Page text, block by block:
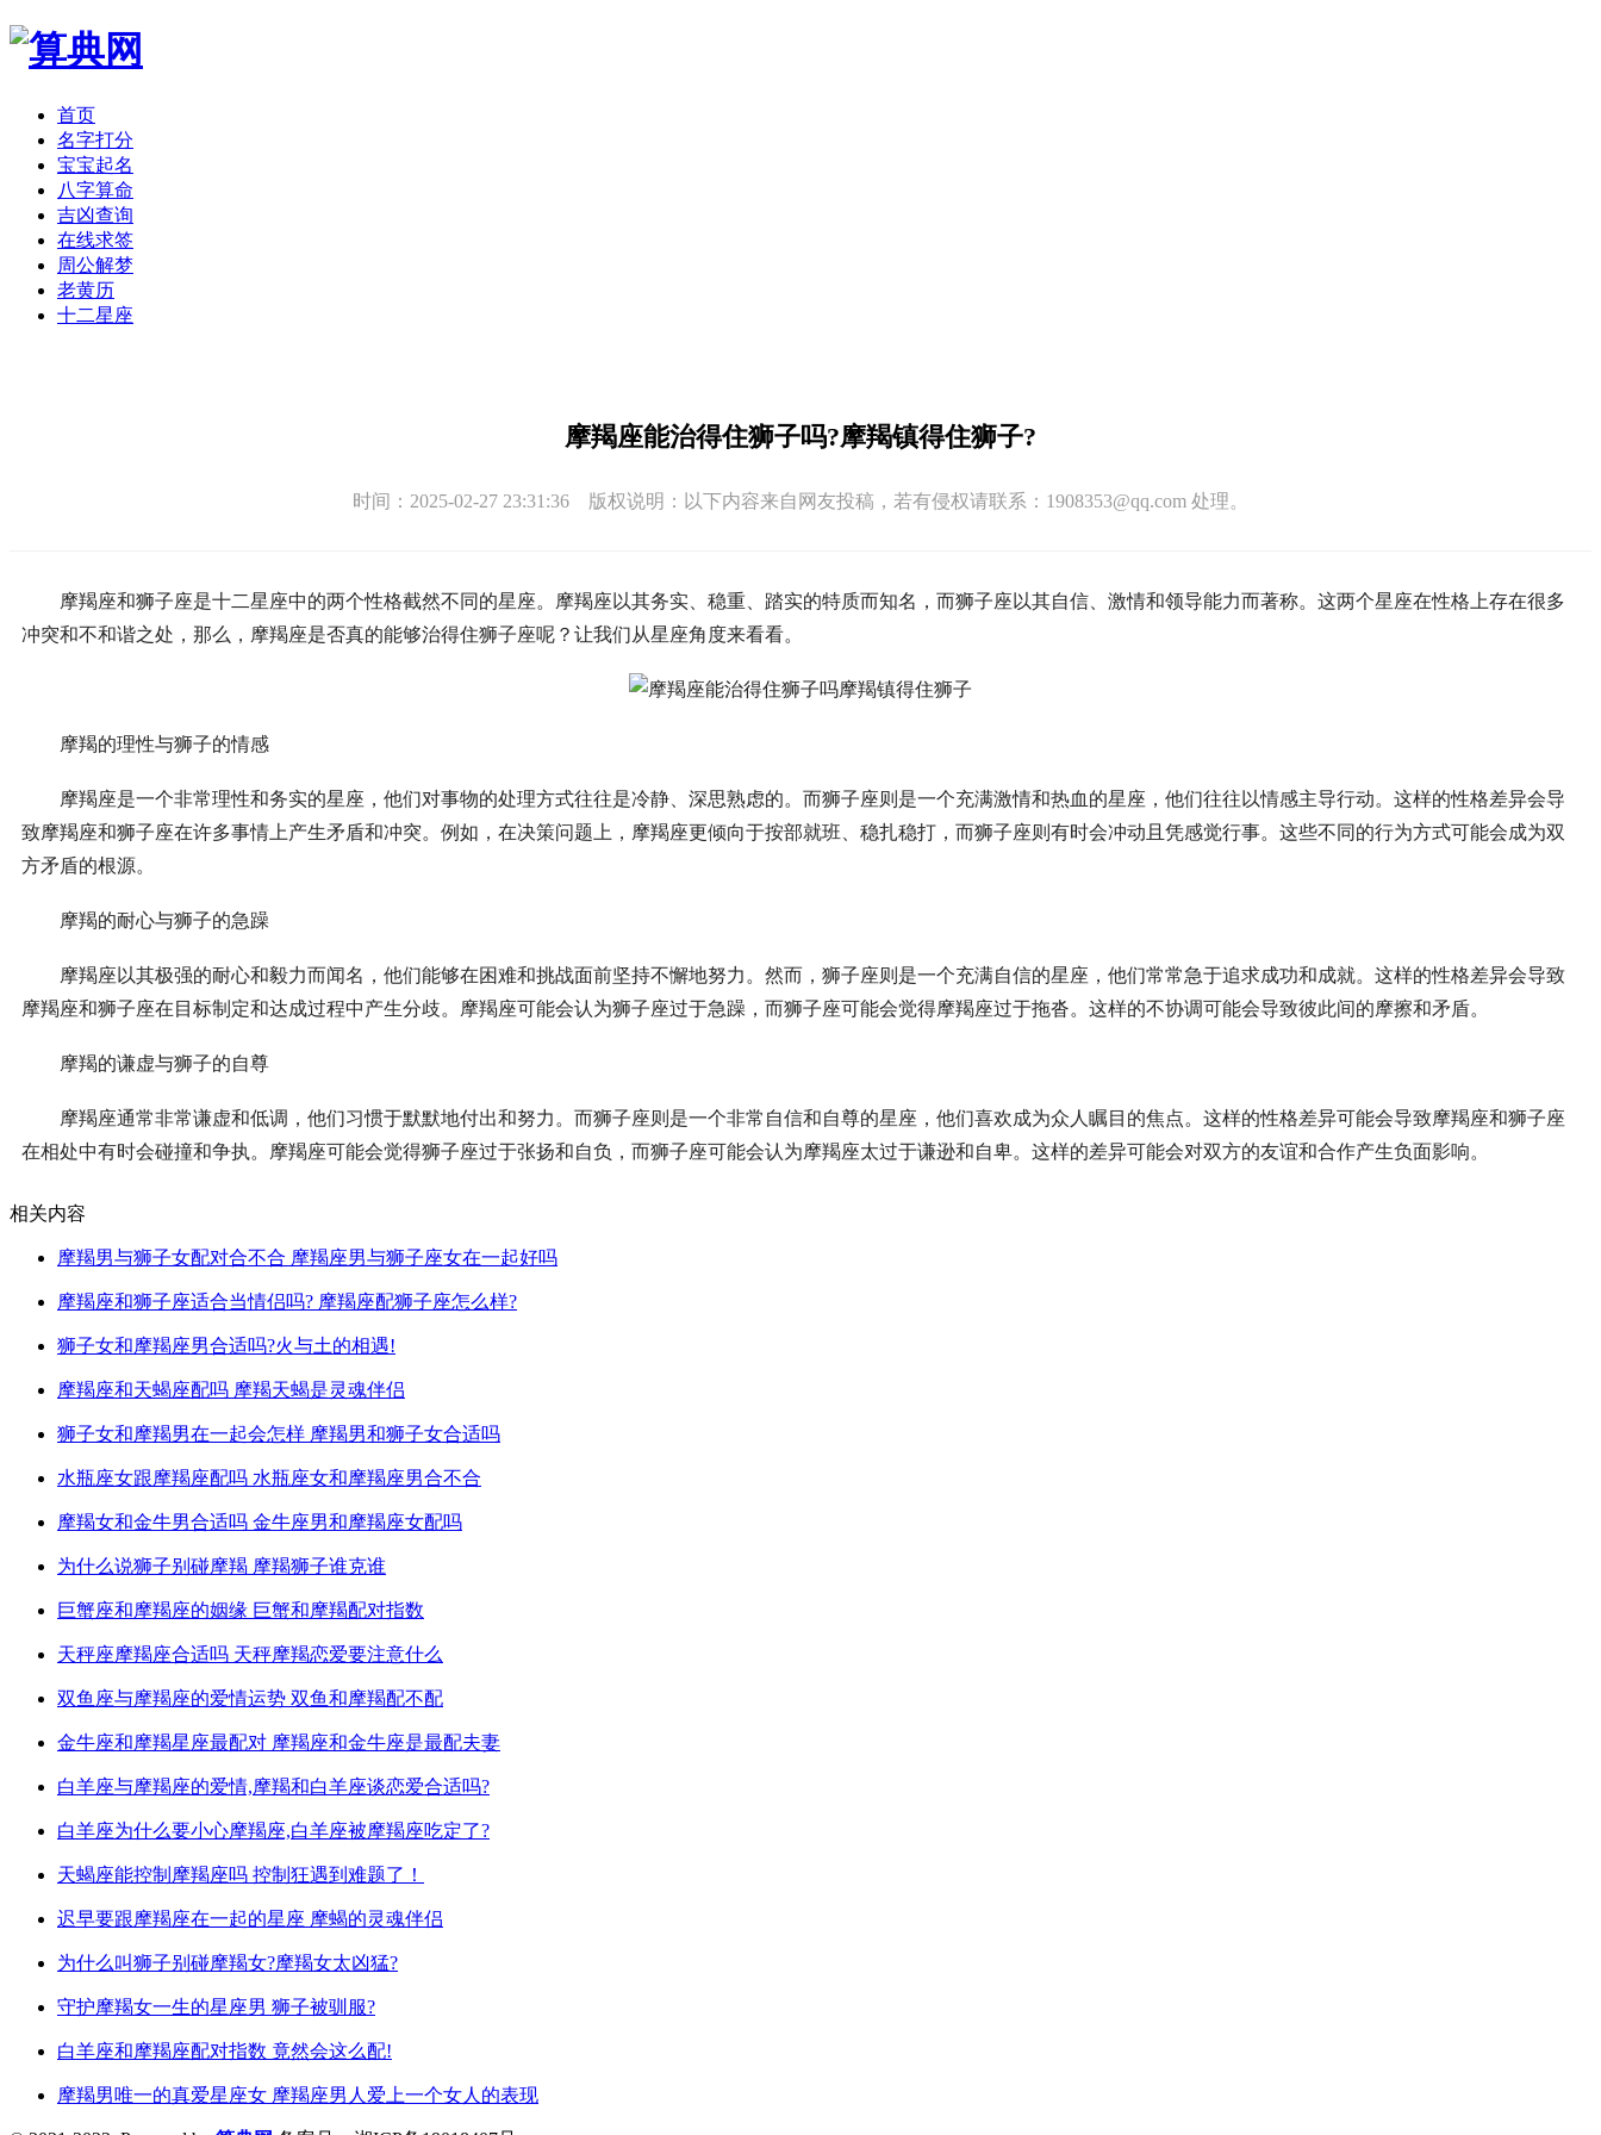
首页
名字打分
宝宝起名
八字算命
吉凶查询
在线求签
周公解梦
老黄历
十二星座
摩羯座能治得住狮子吗?摩羯镇得住狮子?
时间：2025-02-27 23:31:36 版权说明：以下内容来自网友投稿，若有侵权请联系：1908353@qq.com 处理。
摩羯座和狮子座是十二星座中的两个性格截然不同的星座。摩羯座以其务实、稳重、踏实的特质而知名，而狮子座以其自信、激情和领导能力而著称。这两个星座在性格上存在很多
冲突和不和谐之处，那么，摩羯座是否真的能够治得住狮子座呢？让我们从星座角度来看看。
摩羯的理性与狮子的情感
摩羯座是一个非常理性和务实的星座，他们对事物的处理方式往往是冷静、深思熟虑的。而狮子座则是一个充满激情和热血的星座，他们往往以情感主导行动。这样的性格差异会导
致摩羯座和狮子座在许多事情上产生矛盾和冲突。例如，在决策问题上，摩羯座更倾向于按部就班、稳扎稳打，而狮子座则有时会冲动且凭感觉行事。这些不同的行为方式可能会成为双
方矛盾的根源。
摩羯的耐心与狮子的急躁
摩羯座以其极强的耐心和毅力而闻名，他们能够在困难和挑战面前坚持不懈地努力。然而，狮子座则是一个充满自信的星座，他们常常急于追求成功和成就。这样的性格差异会导致
摩羯座和狮子座在目标制定和达成过程中产生分歧。摩羯座可能会认为狮子座过于急躁，而狮子座可能会觉得摩羯座过于拖沓。这样的不协调可能会导致彼此间的摩擦和矛盾。
摩羯的谦虚与狮子的自尊
摩羯座通常非常谦虚和低调，他们习惯于默默地付出和努力。而狮子座则是一个非常自信和自尊的星座，他们喜欢成为众人瞩目的焦点。这样的性格差异可能会导致摩羯座和狮子座
在相处中有时会碰撞和争执。摩羯座可能会觉得狮子座过于张扬和自负，而狮子座可能会认为摩羯座太过于谦逊和自卑。这样的差异可能会对双方的友谊和合作产生负面影响。
相关内容
摩羯男与狮子女配对合不合 摩羯座男与狮子座女在一起好吗
摩羯座和狮子座适合当情侣吗? 摩羯座配狮子座怎么样?
狮子女和摩羯座男合适吗?火与土的相遇!
摩羯座和天蝎座配吗 摩羯天蝎是灵魂伴侣
狮子女和摩羯男在一起会怎样 摩羯男和狮子女合适吗
水瓶座女跟摩羯座配吗 水瓶座女和摩羯座男合不合
摩羯女和金牛男合适吗 金牛座男和摩羯座女配吗
为什么说狮子别碰摩羯 摩羯狮子谁克谁
巨蟹座和摩羯座的姻缘 巨蟹和摩羯配对指数
天秤座摩羯座合适吗 天秤摩羯恋爱要注意什么
双鱼座与摩羯座的爱情运势 双鱼和摩羯配不配
金牛座和摩羯星座最配对 摩羯座和金牛座是最配夫妻
白羊座与摩羯座的爱情,摩羯和白羊座谈恋爱合适吗?
白羊座为什么要小心摩羯座,白羊座被摩羯座吃定了?
天蝎座能控制摩羯座吗 控制狂遇到难题了！
迟早要跟摩羯座在一起的星座 摩蝎的灵魂伴侣
为什么叫狮子别碰摩羯女?摩羯女太凶猛?
守护摩羯女一生的星座男 狮子被驯服?
白羊座和摩羯座配对指数 竟然会这么配!
摩羯男唯一的真爱星座女 摩羯座男人爱上一个女人的表现